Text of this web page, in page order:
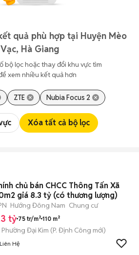
quả phù hợp tại Huyện Mèo
Vạc, Hà Giang
bộ lọc hoặc thay đổi khu vực tìm
xem nhiều kết quả hơn
ZTE Nubia Focus 2
Xóa tất cả bộ lọc
chủ bán CHCC Thông Tấn Xã
giá 8.3 tỷ (có thương lượng)
Hướng Đông Nam Chung cư
tỷ 75 tr/m² 110 m²
Phường Đại Kim (P. Định Công mới)
Liên Hệ